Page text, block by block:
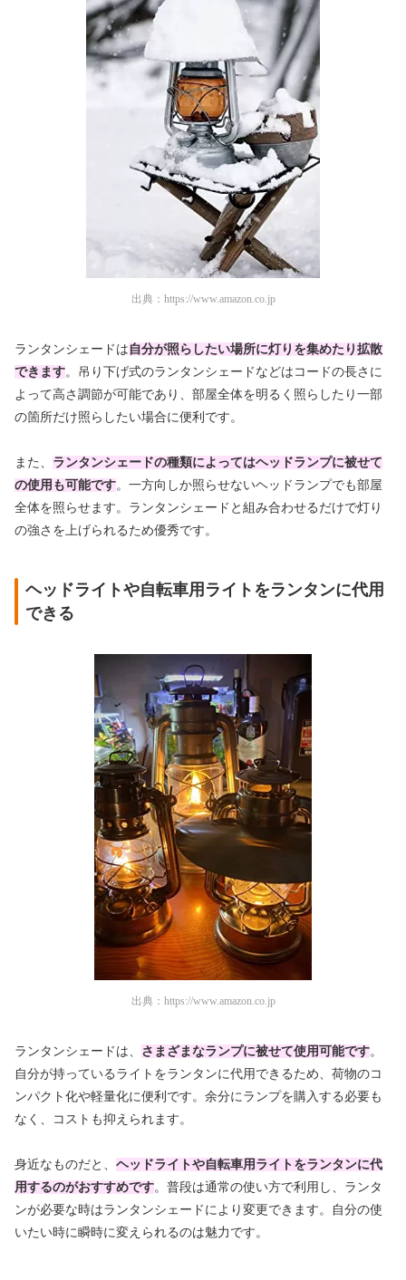
出典： https://www.amazon.co.jp
ランタンシェードは 自分が照らしたい場所に灯りを集めたり拡散
できます。吊り下げ式のランタンシェードなどはコードの長さに
よって高さ調節が可能であり、部屋全体を明るく照らしたり一部
の箇所だけ照らしたい場合に便利です。
また、 ランタンシェードの種類によってはヘッドランプに被せて
の使用も可能です。一方向しか照らせないヘッドランプでも部屋
全体を照らせます。ランタンシェードと組み合わせるだけで灯り
の強さを上げられるため優秀です。
ヘッドライトや自転車用ライトをランタンに代用
できる
出典： https://www.amazon.co.jp
ランタンシェードは、 さまざまなランプに被せて使用可能です。
自分が持っているライトをランタンに代用できるため、荷物のコ
ンパクト化や軽量化に便利です。余分にランプを購入する必要も
なく、コストも抑えられます。
身近なものだと、 ヘッドライトや自転車用ライトをランタンに代
用するのがおすすめです。普段は通常の使い方で利用し、ランタ
ンが必要な時はランタンシェードにより変更できます。自分の使
いたい時に瞬時に変えられるのは魅力です。